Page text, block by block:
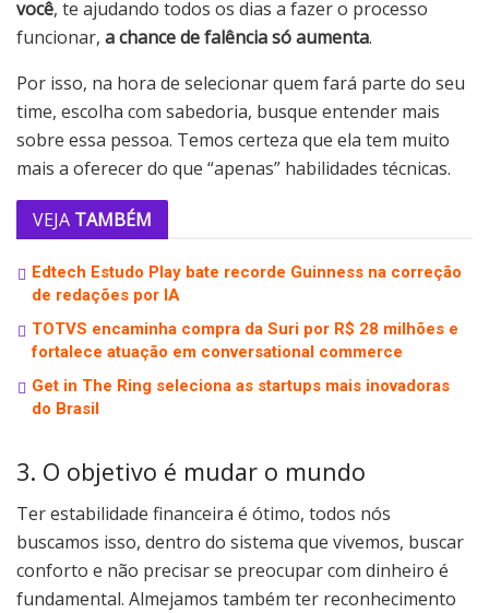
você, te ajudando todos os dias a fazer o processo
funcionar, a chance de falência só aumenta.
Por isso, na hora de selecionar quem fará parte do seu
time, escolha com sabedoria, busque entender mais
sobre essa pessoa. Temos certeza que ela tem muito
mais a oferecer do que “apenas” habilidades técnicas.
VEJA TAMBÉM
Edtech Estudo Play bate recorde Guinness na correção
de redações por IA
TOTVS encaminha compra da Suri por R$ 28 milhões e
fortalece atuação em conversational commerce
Get in The Ring seleciona as startups mais inovadoras
do Brasil
3. O objetivo é mudar o mundo
Ter estabilidade financeira é ótimo, todos nós
buscamos isso, dentro do sistema que vivemos, buscar
conforto e não precisar se preocupar com dinheiro é
fundamental. Almejamos também ter reconhecimento